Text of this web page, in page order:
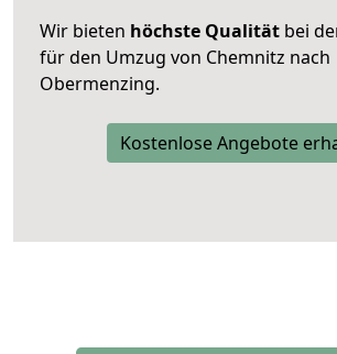
Wir bieten höchste Qualität bei
für den Umzug von Chemnitz nach
Obermenzing.
Kostenlose Angebote